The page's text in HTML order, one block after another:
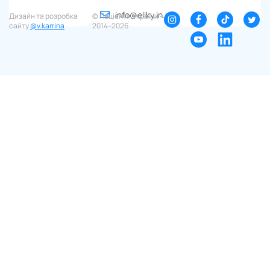
info@eliky.in.ua
Дизайн та розробка
сайту@v.karrina
© Пацієнти України ∙
2014–2026